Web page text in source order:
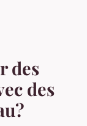
des
des